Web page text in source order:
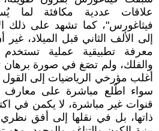
علاقات عددية مكافئة لما
فيثاغورس"، كما تشهد على ذلك
إلى الألف الثاني قبل الميلاد،
معرفة تطبيقية عملية تستخدم
والفلك، ولم تصَغ في صورة برهان
أغلب مؤرخي الرياضيات إلى
سواء اطّلع مباشرة على معارف
قنوات غير مباشرة، لا يكمن في
ذاتها، بل في نقلها إلى أفق